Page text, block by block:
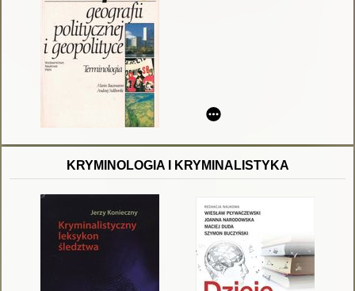
KRYMINOLOGIA I KRYMINALISTYKA